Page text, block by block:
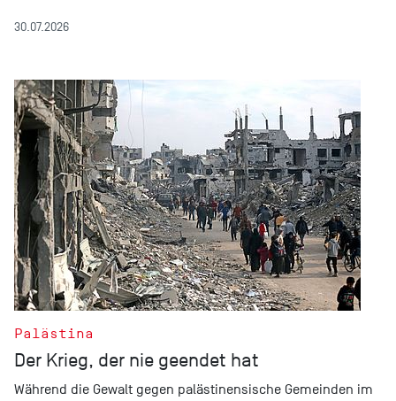
30.07.2026
Palästina
Der Krieg, der nie geendet hat
Während die Gewalt gegen palästinensische Gemeinden im